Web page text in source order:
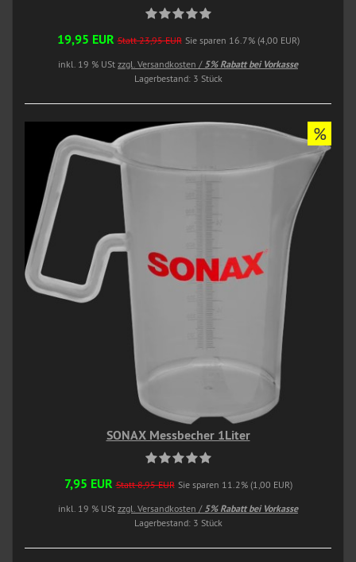
19,95 EUR Statt 23,95 EUR Sie sparen 16.7% (4,00 EUR)
inkl. 19 % USt zzgl. Versandkosten / 5% Rabatt bei Vorkasse
Lagerbestand: 3 Stück
SONAX Messbecher 1Liter
7,95 EUR Statt 8,95 EUR Sie sparen 11.2% (1,00 EUR)
inkl. 19 % USt zzgl. Versandkosten / 5% Rabatt bei Vorkasse
Lagerbestand: 3 Stück
%